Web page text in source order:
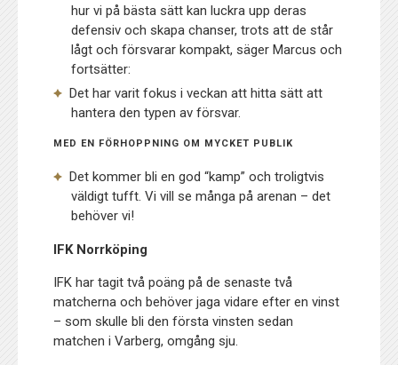
hur vi på bästa sätt kan luckra upp deras
defensiv och skapa chanser, trots att de står
lågt och försvarar kompakt, säger Marcus och
fortsätter:
Det har varit fokus i veckan att hitta sätt att
hantera den typen av försvar.
MED EN FÖRHOPPNING OM MYCKET PUBLIK
Det kommer bli en god “kamp” och troligtvis
väldigt tufft. Vi vill se många på arenan – det
behöver vi!
IFK Norrköping
IFK har tagit två poäng på de senaste två
matcherna och behöver jaga vidare efter en vinst
– som skulle bli den första vinsten sedan
matchen i Varberg, omgång sju.